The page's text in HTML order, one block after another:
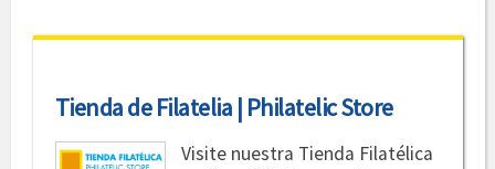
Tienda de Filatelia | Philatelic Store
Visite nuestra Tienda Filatélica